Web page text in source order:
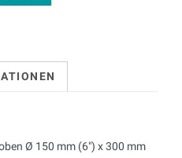
Ø 150 mm (6″) x 300 mm